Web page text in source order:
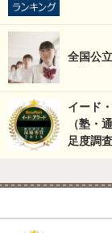
全国公
イード
（塾・
足度調査